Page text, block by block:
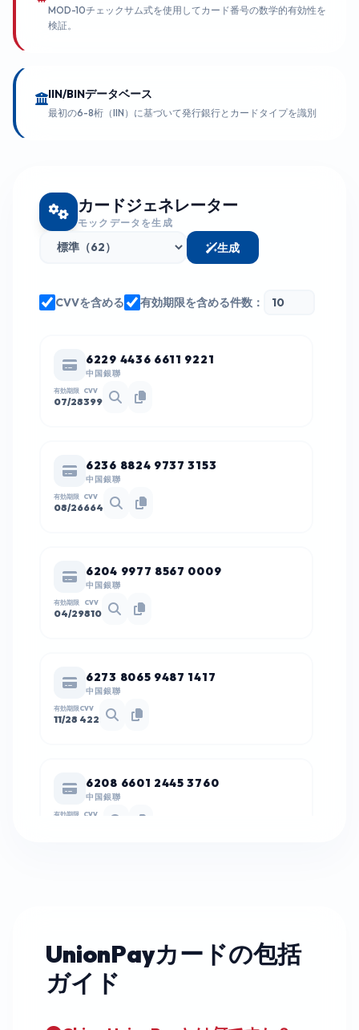
MOD-10チェックサム式を使用してカード番号の数学的有効性を
検証。
IIN/BINデータベース
最初の6-8桁（IIN）に基づいて発行銀行とカードタイプを識別
カードジェネレーター
モックデータを生成
生成
CVVを含める 有効期限を含める件数：
6229 4436 6611 9221
中国銀聯
有効期限
07/28
CVV
399
6236 8824 9737 3153
中国銀聯
有効期限
08/26
CVV
664
6204 9977 8567 0009
中国銀聯
有効期限
04/29
CVV
810
6273 8065 9487 1417
中国銀聯
有効期限
11/28
CVV
422
6208 6601 2445 3760
中国銀聯
有効期限 CVV
6225 3644 2576 7031
有効期限 CVV
UnionPayカードの包括
ガイド